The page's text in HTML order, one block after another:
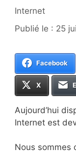
Catégories
Internet
25
Facebook
X
Aujourd’hui
Internet est
Nous sommes